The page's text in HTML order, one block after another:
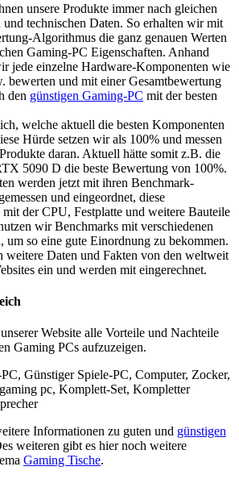
unsere Produkte immer nach gleichen
technischen Daten. So erhalten wir mit
Algorithmus die ganz genauen Werten
Gaming-PC Eigenschaften. Anhand
jede einzelne Hardware-Komponenten wie
und mit einer Gesamtbewertung
den günstigen Gaming-PC mit der besten
welche aktuell die besten Komponenten
Hürde setzen wir als 100% und messen
daran. Aktuell hätte somit z.B. die
5090 D die beste Bewertung von 100%.
werden jetzt mit ihren Benchmark-
und eingeordnet, diese
der CPU, Festplatte und weitere Bauteile
wir Benchmarks mit verschiedenen
um so eine gute Einordnung zu bekommen.
weitere Daten und Fakten von den weltweit
ein und werden mit eingerechnet.
Website alle Vorteile und Nachteile
Gaming PCs aufzuzeigen.
Günstiger Spiele-PC, Computer, Zocker,
pc, Komplett-Set, Kompletter
Informationen zu guten und günstigen
weiteren gibt es hier noch weitere
Gaming Tische.